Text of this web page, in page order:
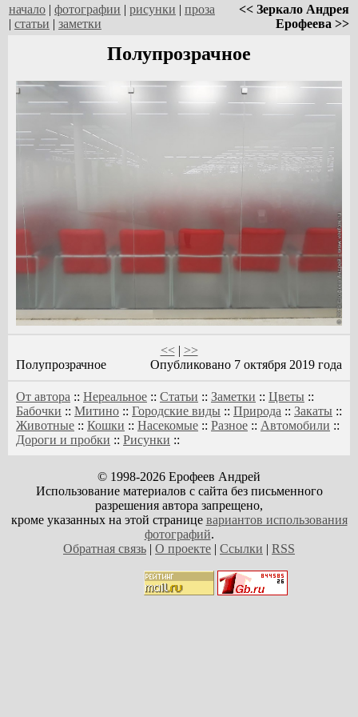
начало | фотографии | рисунки | проза
| статьи | заметки
<< Зеркало Андрея
Ерофеева >>
Полупрозрачное
<<| >>
Полупрозрачное
Опубликовано 7 октября 2019 года
От автора :: Нереальное :: Статьи :: Заметки :: Цветы ::
Бабочки :: Митино :: Городские виды :: Природа :: Закаты ::
Животные :: Кошки :: Насекомые :: Разное :: Автомобили ::
Дороги и пробки :: Рисунки ::
© 1998-2026 Ерофеев Андрей
Использование материалов с сайта без письменного
разрешения автора запрещено,
кроме указанных на этой странице вариантов использования
фотографий.
Обратная связь | О проекте | Ссылки | RSS